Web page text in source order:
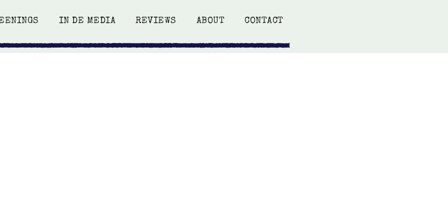
IN DE MEDIA REVIEWS ABOUT CONTACT